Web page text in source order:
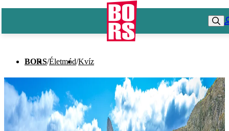
BORS/Életmód/Kvíz